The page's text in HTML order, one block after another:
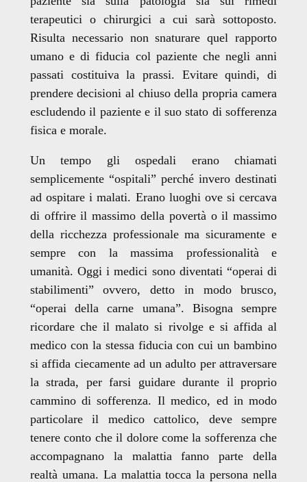
terapeutici o chirurgici a cui sarà sottoposto.
Risulta necessario non snaturare quel rapporto
umano e di fiducia col paziente che negli anni
passati costituiva la prassi. Evitare quindi, di
prendere decisioni al chiuso della propria camera
escludendo il paziente e il suo stato di sofferenza
fisica e morale.
Un tempo gli ospedali erano chiamati
semplicemente “ospitali” perché invero destinati
ad ospitare i malati. Erano luoghi ove si cercava
di offrire il massimo della povertà o il massimo
della ricchezza professionale ma sicuramente e
sempre con la massima professionalità e
umanità. Oggi i medici sono diventati “operai di
stabilimenti” ovvero, detto in modo brusco,
“operai della carne umana”. Bisogna sempre
ricordare che il malato si rivolge e si affida al
medico con la stessa fiducia con cui un bambino
si affida ciecamente ad un adulto per attraversare
la strada, per farsi guidare durante il proprio
cammino di sofferenza. Il medico, ed in modo
particolare il medico cattolico, deve sempre
tenere conto che il dolore come la sofferenza che
accompagnano la malattia fanno parte della
realtà umana. La malattia tocca la persona nella